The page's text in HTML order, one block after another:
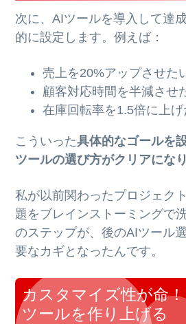
次に、AIツールを導入して達
的に設定します。例えば：
売上を20%アップさせた
顧客対応時間を半減させ
在庫回転率を1.5倍に上げ
こういった具体的なゴールを
ツールの選び方がクリアにな
私が以前関わったプロジェク
題をブレインストーミングで
のステップが、後のAIツール
要なカギとなったんです。
カスタマイズ性が命
ツールを作り上げる